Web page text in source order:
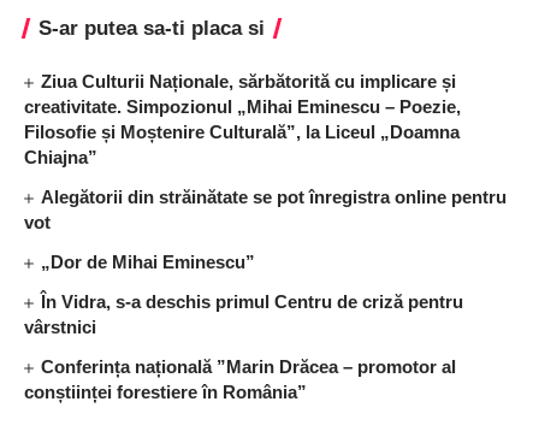
S-ar putea sa-ti placa si
Ziua Culturii Naționale, sărbătorită cu implicare și
creativitate. Simpozionul „Mihai Eminescu – Poezie,
Filosofie și Moștenire Culturală”, la Liceul „Doamna
Chiajna”
Alegătorii din străinătate se pot înregistra online pentru
vot
„Dor de Mihai Eminescu”
În Vidra, s-a deschis primul Centru de criză pentru
vârstnici
Conferința națională ”Marin Drăcea – promotor al
conștiinței forestiere în România”